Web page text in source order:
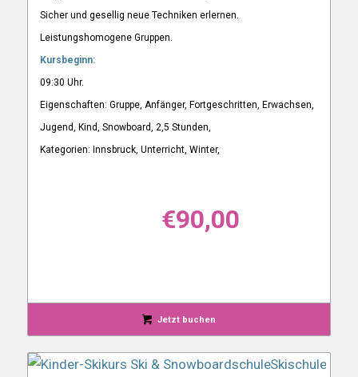
Sicher und gesellig neue Techniken erlernen.
Leistungshomogene Gruppen.
Kursbeginn:
09:30 Uhr.
Eigenschaften: Gruppe, Anfänger, Fortgeschritten, Erwachsen,
Jugend, Kind, Snowboard, 2,5 Stunden,
Kategorien: Innsbruck, Unterricht, Winter,
€90,00
Jetzt buchen